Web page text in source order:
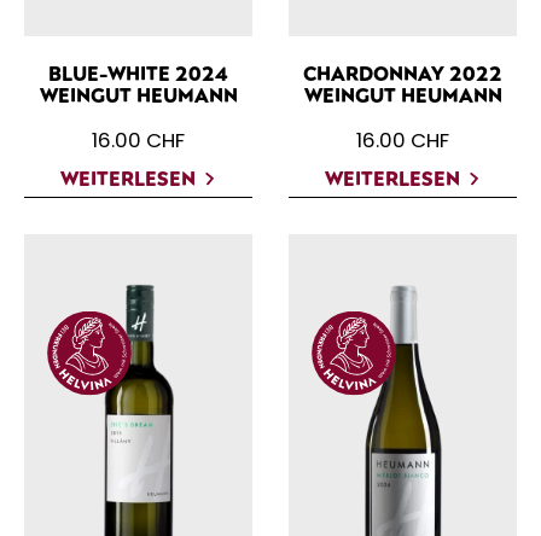
BLUE-WHITE 2024
WEINGUT HEUMANN
16.00 CHF
WEITERLESEN
CHARDONNAY 2022
WEINGUT HEUMANN
16.00 CHF
WEITERLESEN